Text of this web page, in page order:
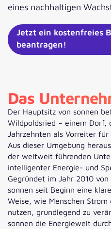
eines nachhaltigen
Jetzt ein kostenfreies
beantragen!
Das
Der Hauptsitz von sonnen
Wildpoldsried – einem Dorf,
Jahrzehnten als Vorreiter
Aus dieser Umgebung
der weltweit führenden
intelligenter Energie- und
Gegründet im Jahr 2010
sonnen seit Beginn eine
Weise, wie Menschen
nutzen, grundlegend zu
sonnen die Energiewelt